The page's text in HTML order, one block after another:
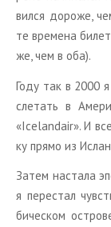
вил­ся до­ро­же,
те вре­ме­на
же, чем в оба).
Году так в 2000
сле­тать в
«Icelandair». И
ку прямо из
Затем на­ста­ла
я пе­ре­стал
би­че­ском